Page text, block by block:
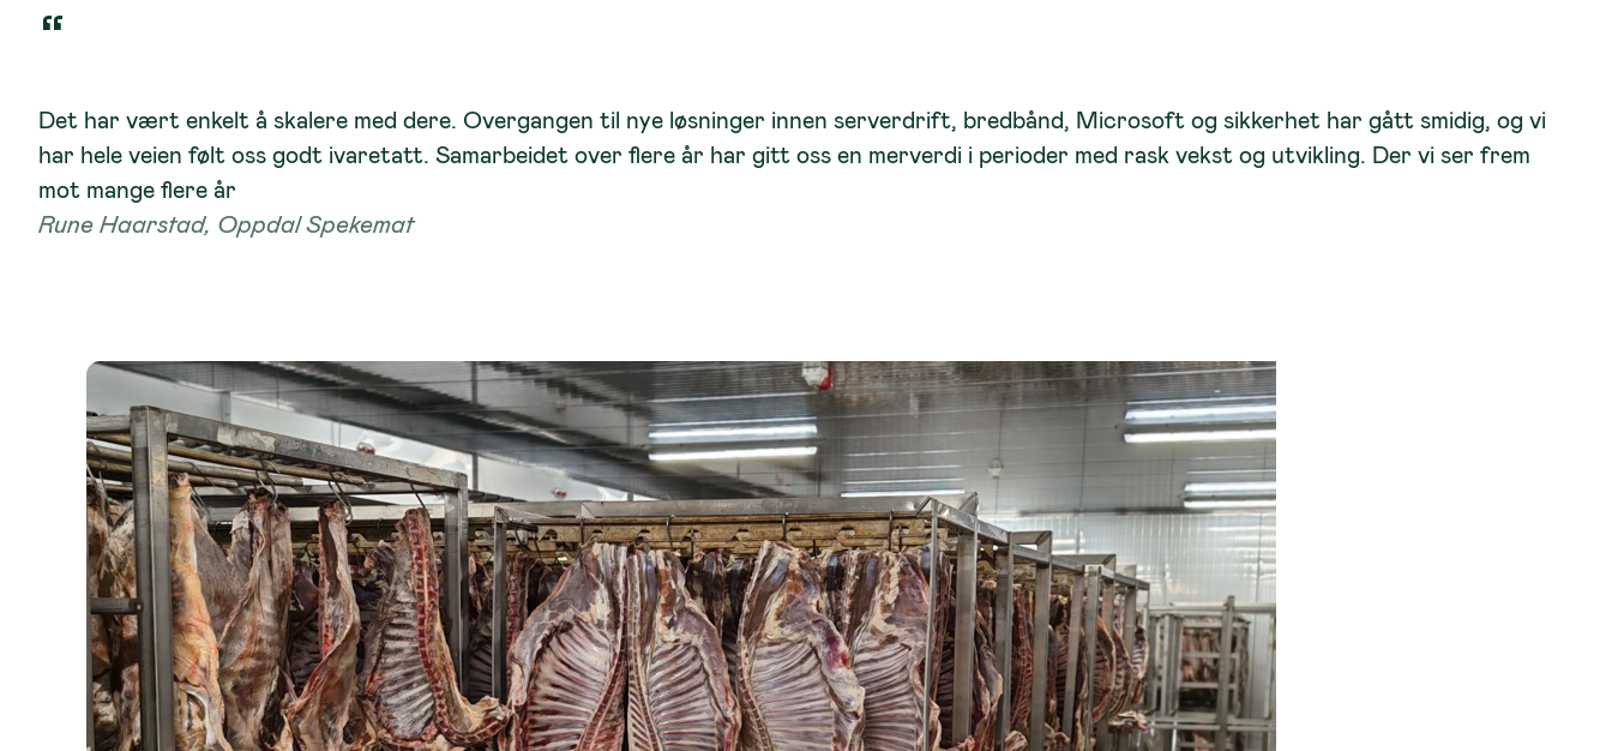
Det har vært enkelt å skalere med dere. Overgangen til nye løsninger innen serverdrift, bredbånd, Microsoft og sikkerhet har gått smidig, og vi
har hele veien følt oss godt ivaretatt. Samarbeidet over flere år har gitt oss en merverdi i perioder med rask vekst og utvikling. Der vi ser frem
mot mange flere år
Rune Haarstad, Oppdal Spekemat